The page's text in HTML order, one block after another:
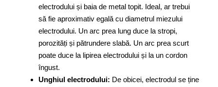
electrodului și baia de metal topit. Ideal, ar trebui
să fie aproximativ egală cu diametrul miezului
electrodului. Un arc prea lung duce la stropi,
porozități și pătrundere slabă. Un arc prea scurt
poate duce la lipirea electrodului și la un cordon
îngust.
Unghiul electrodului: De obicei, electrodul se ține